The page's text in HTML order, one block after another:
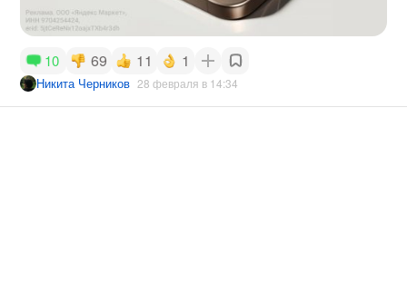
10 69 11 1
Никита Черников 28 февраля в 14:34